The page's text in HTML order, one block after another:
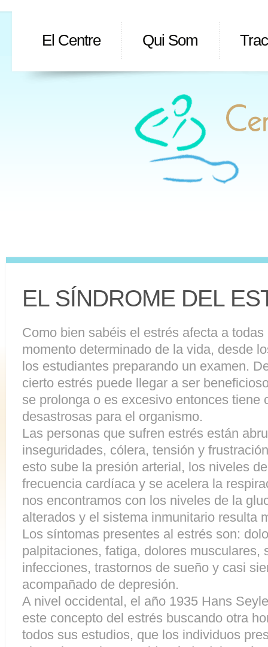
El Centre Qui Som
EL SÍNDROME DEL
Como bien sabéis el estrés afecta a
momento determinado de la vida, desde
los estudiantes preparando un examen.
cierto estrés puede llegar a ser
se prolonga o es excesivo entonces tiene
desastrosas para el organismo.
Las personas que sufren estrés están
inseguridades, cólera, tensión y
esto sube la presión arterial, los niveles
frecuencia cardíaca y se acelera la
nos encontramos con los niveles de la
alterados y el sistema inmunitario resulta
Los síntomas presentes al estrés son:
palpitaciones, fatiga, dolores musculares,
infecciones, trastornos de sueño y casi
acompañado de depresión.
A nivel occidental, el año 1935 Hans
este concepto del estrés buscando otra
todos sus estudios, que los individuos